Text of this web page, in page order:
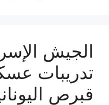
الجيش
تدريبات
قبرص